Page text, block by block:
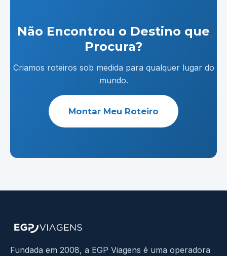
Não Encontrou o Destino que
Procura?
Criamos roteiros sob medida para qualquer lugar do
mundo.
Montar Meu Roteiro
Fundada em 2008, a EGP Viagens é uma operadora